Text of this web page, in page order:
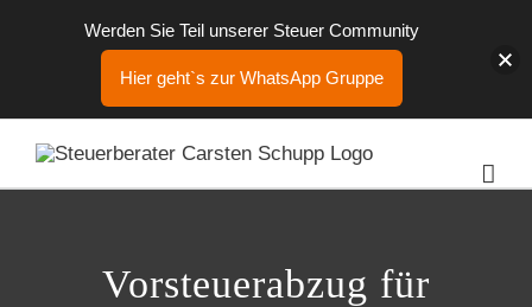
Vorsteuerabzug für
Werden Sie Teil unserer Steuer Community
Hier geht`s zur WhatsApp Gruppe